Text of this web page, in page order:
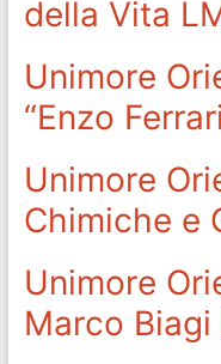
della Vita
Unimore
“Enzo
Unimore
Chimiche e
Unimore
Marco Biagi